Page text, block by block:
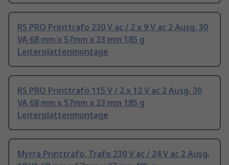
RS PRO Printtrafo 230 V ac / 2 x 9 V ac 2 Ausg. 30
VA 68 mm x 57mm x 23 mm 185 g
Leiterplattenmontage
RS PRO Printtrafo 115 V / 2 x 12 V ac 2 Ausg. 30
VA 68 mm x 57mm x 23 mm 185 g
Leiterplattenmontage
Myrra Printtrafo, Trafo 230 V ac / 24 V ac 2 Ausg.